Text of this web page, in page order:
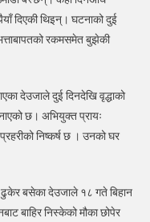
दिएकी थिइन्। घटनाको दुई
रकमसमेत बुझेकी
देउजाले दुई दिनदेखि वृद्धाको
छ। अभियुक्त प्रायः
निष्कर्ष छ । उनको घर
ढुकेर बसेका देउजाले १८ गते बिहान
बाहिर निस्केको मौका छोपेर